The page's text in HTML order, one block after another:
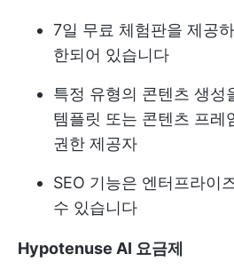
7일 무료 체험판을 제공
한되어 있습니다
특정 유형의 콘텐츠 생성
템플릿 또는 콘텐츠 프레
권한 제공자
SEO 기능은 엔터프라이
수 있습니다
Hypotenuse AI 요금제